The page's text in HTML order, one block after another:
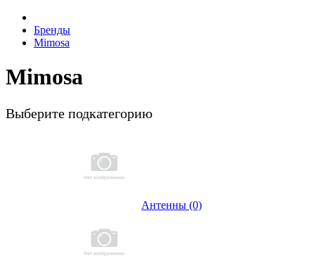
Бренды
Mimosa
Mimosa
Выберите подкатегорию
Антенны (0)